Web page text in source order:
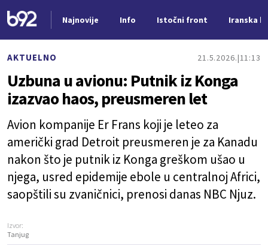
Najnovije Info Istočni front Iranska
AKTUELNO 21.5.2026. 11:13
Uzbuna u avionu: Putnik iz Konga
izazvao haos, preusmeren let
Avion kompanije Er Frans koji je leteo za
američki grad Detroit preusmeren je za Kanadu
nakon što je putnik iz Konga greškom ušao u
njega, usred epidemije ebole u centralnoj Africi,
saopštili su zvaničnici, prenosi danas NBC Njuz.
Izvor:
Tanjug